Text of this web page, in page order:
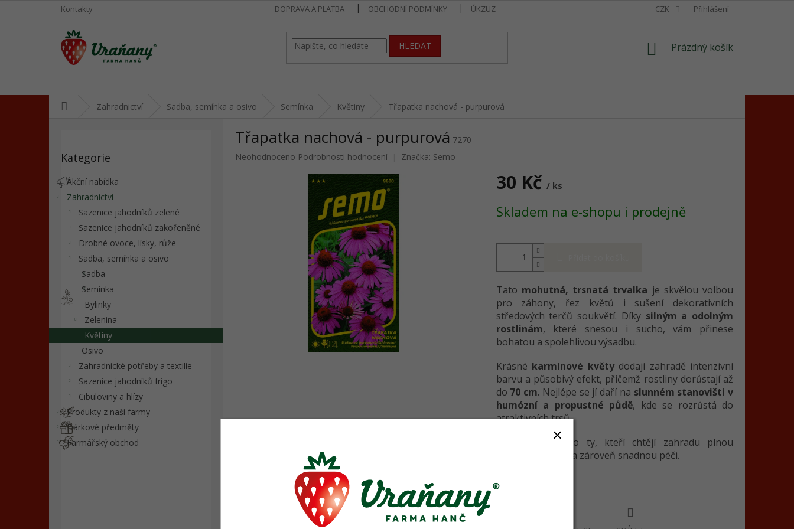
Kontakty DOPRAVA A PLATBA OBCHODNÍ PODMÍNKY ÚKZUZ CZK Přihlášení
HLEDAT
NÁKUPNÍ
Prázdný košík
Zahradnictví Sadba, semínka a osivo Semínka Květiny Třapatka nachová - purpurová
kategorie
Kategorie
Akční nabídka
Zahradnictví
Sazenice jahodníků zelené
Sazenice jahodníků zakořeněné
Drobné ovoce, lísky, růže
Sadba, semínka a osivo
Sadba
Semínka
Bylinky
Zelenina
Květiny
Osivo
Zahradnické potřeby a textilie
Sazenice jahodníků frigo
Cibuloviny a hlízy
Produkty z naší farmy
Dárkové předměty
Farmářský obchod
Třapatka nachová - purpurová 7270
Průměrné
Neohodnoceno Podrobnosti hodnocení Značka: Semo
30 Kč / ks
cena:
Skladem na e-shopu i prodejně
Tato mohutná, trsnatá trvalka je skvělou volbou
pro záhony, řez květů i sušení dekorativních
středových terčů soukvětí. Díky silným a odolným
rostlinám, které snesou i sucho, vám přinese
bohatou a spolehlivou výsadbu.
Krásné karmínové květydodají zahradě intenzivní
barvu a působivý efekt, přičemž rostliny dorůstají až
do 70 cm. Nejlépe se jí daří na slunném stanovišti v
humózní a propustné půdě, kde se rozrůstá do
atraktivních trsů.
Skvělá volba pro ty, kteří chtějí zahradu plnou
barevných květů a zároveň snadnou péči.